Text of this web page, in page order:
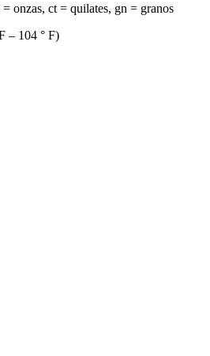
onzas, ct = quilates, gn = granos
– 104 ° F)